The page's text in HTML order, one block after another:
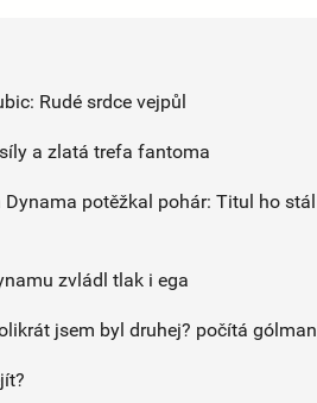
Rudé srdce vejpůl
a zlatá trefa fantoma
potěžkal pohár: Titul ho stál
zvládl tlak i ega
jsem byl druhej? počítá gólman